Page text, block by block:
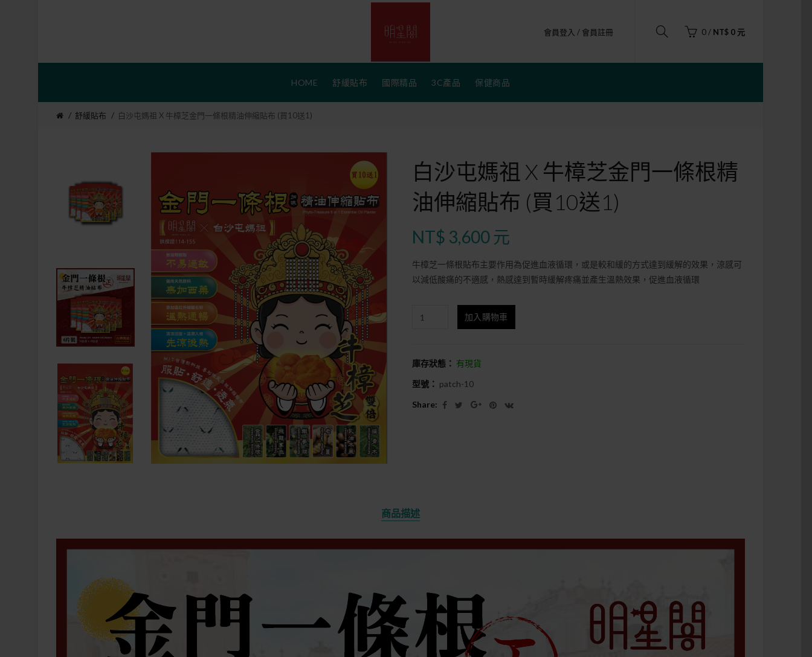
會員登入 / 會員註冊 0 / NT$ 0 元
HOME 舒緩貼布 國際精品 3C產品 保健商品
舒緩貼布 白沙屯媽祖 X 牛樟芝金門一條根精油伸縮貼布 (買10送1)
白沙屯媽祖 X 牛樟芝金門一條根精
油伸縮貼布 (買10送1)
NT$ 3,600 元
牛樟芝一條根貼布主要作用為促進血液循環，或是較和緩的方式達到緩解的效果，涼感可
以減低酸痛的不適感，熱感達到暫時緩解疼痛並產生溫熱效果，促進血液循環
加入購物車
庫存狀態： 有現貨
型號： patch-10
Share:
商品描述